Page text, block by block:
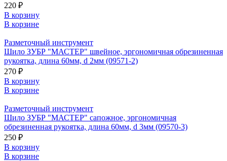
220 ₽
В корзину
В корзине
Разметочный инструмент
Шило ЗУБР "МАСТЕР" швейное, эргономичная обрезиненная
рукоятка, длина 60мм, d 2мм (09571-2)
270 ₽
В корзину
В корзине
Разметочный инструмент
Шило ЗУБР "МАСТЕР" сапожное, эргономичная
обрезиненная рукоятка, длина 60мм, d 3мм (09570-3)
250 ₽
В корзину
В корзине